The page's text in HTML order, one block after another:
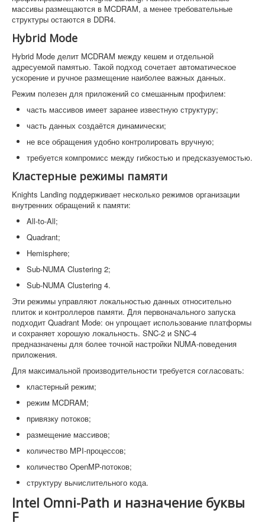
массивы размещаются в MCDRAM, а менее требовательные
структуры остаются в DDR4.
Hybrid Mode
Hybrid Mode делит MCDRAM между кешем и отдельной
адресуемой памятью. Такой подход сочетает автоматическое
ускорение и ручное размещение наиболее важных данных.
Режим полезен для приложений со смешанным профилем:
часть массивов имеет заранее известную структуру;
часть данных создаётся динамически;
не все обращения удобно контролировать вручную;
требуется компромисс между гибкостью и предсказуемостью.
Кластерные режимы памяти
Knights Landing поддерживает несколько режимов организации
внутренних обращений к памяти:
All-to-All;
Quadrant;
Hemisphere;
Sub-NUMA Clustering 2;
Sub-NUMA Clustering 4.
Эти режимы управляют локальностью данных относительно
плиток и контроллеров памяти. Для первоначального запуска
подходит Quadrant Mode: он упрощает использование платформы
и сохраняет хорошую локальность. SNC-2 и SNC-4
предназначены для более точной настройки NUMA-поведения
приложения.
Для максимальной производительности требуется согласовать:
кластерный режим;
режим MCDRAM;
привязку потоков;
размещение массивов;
количество MPI-процессов;
количество OpenMP-потоков;
структуру вычислительного кода.
Intel Omni-Path и назначение буквы
F